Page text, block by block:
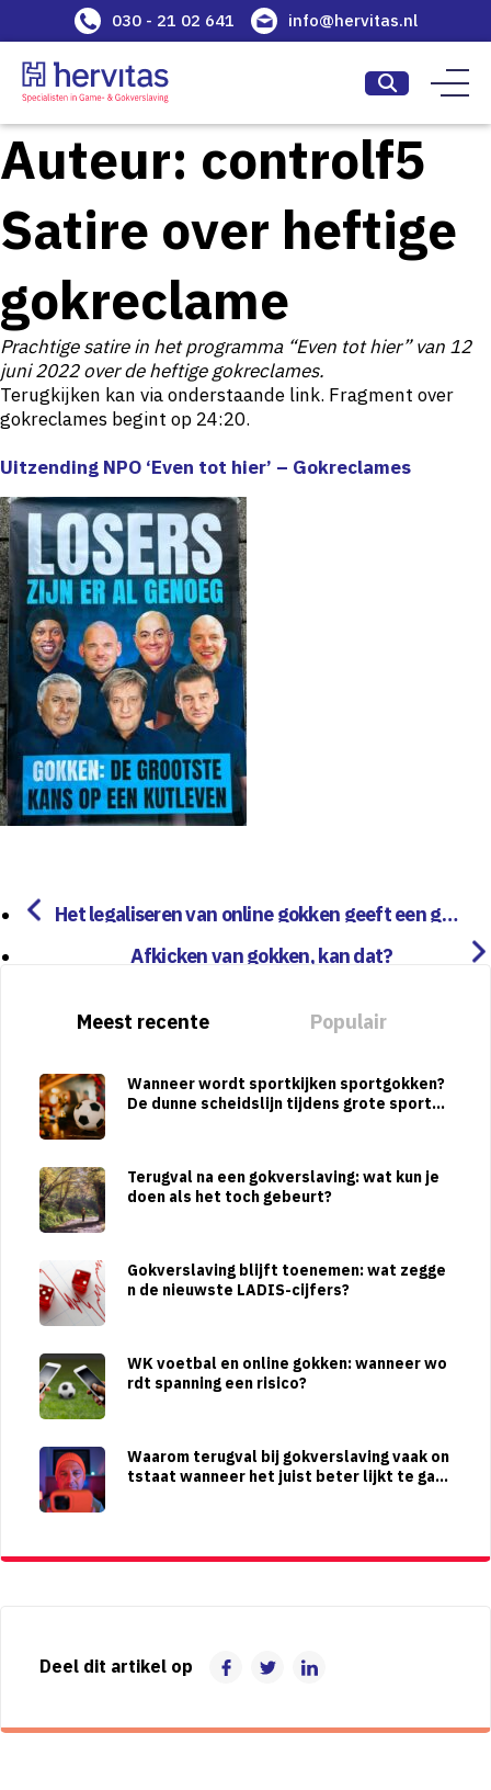
030 - 21 02 641 info@hervitas.nl
Auteur: controlf5
Satire over heftige
gokreclame
Prachtige satire in het programma “Even tot hier” van 12
juni 2022 over de heftige gokreclames.
Terugkijken kan via onderstaande link. Fragment over
gokreclames begint op 24:20.
Uitzending NPO ‘Even tot hier’ – Gokreclames
Het legaliseren van online gokken geeft een go
Afkicken van gokken, kan dat?
Meest recente Populair
Wanneer wordt sportkijken sportgokken?
De dunne scheidslijn tijdens grote sportto
Terugval na een gokverslaving: wat kun je
doen als het toch gebeurt?
Gokverslaving blijft toenemen: wat zegge
n de nieuwste LADIS-cijfers?
WK voetbal en online gokken: wanneer wo
rdt spanning een risico?
Waarom terugval bij gokverslaving vaak on
tstaat wanneer het juist beter lijkt te gaa
Deel dit artikel op